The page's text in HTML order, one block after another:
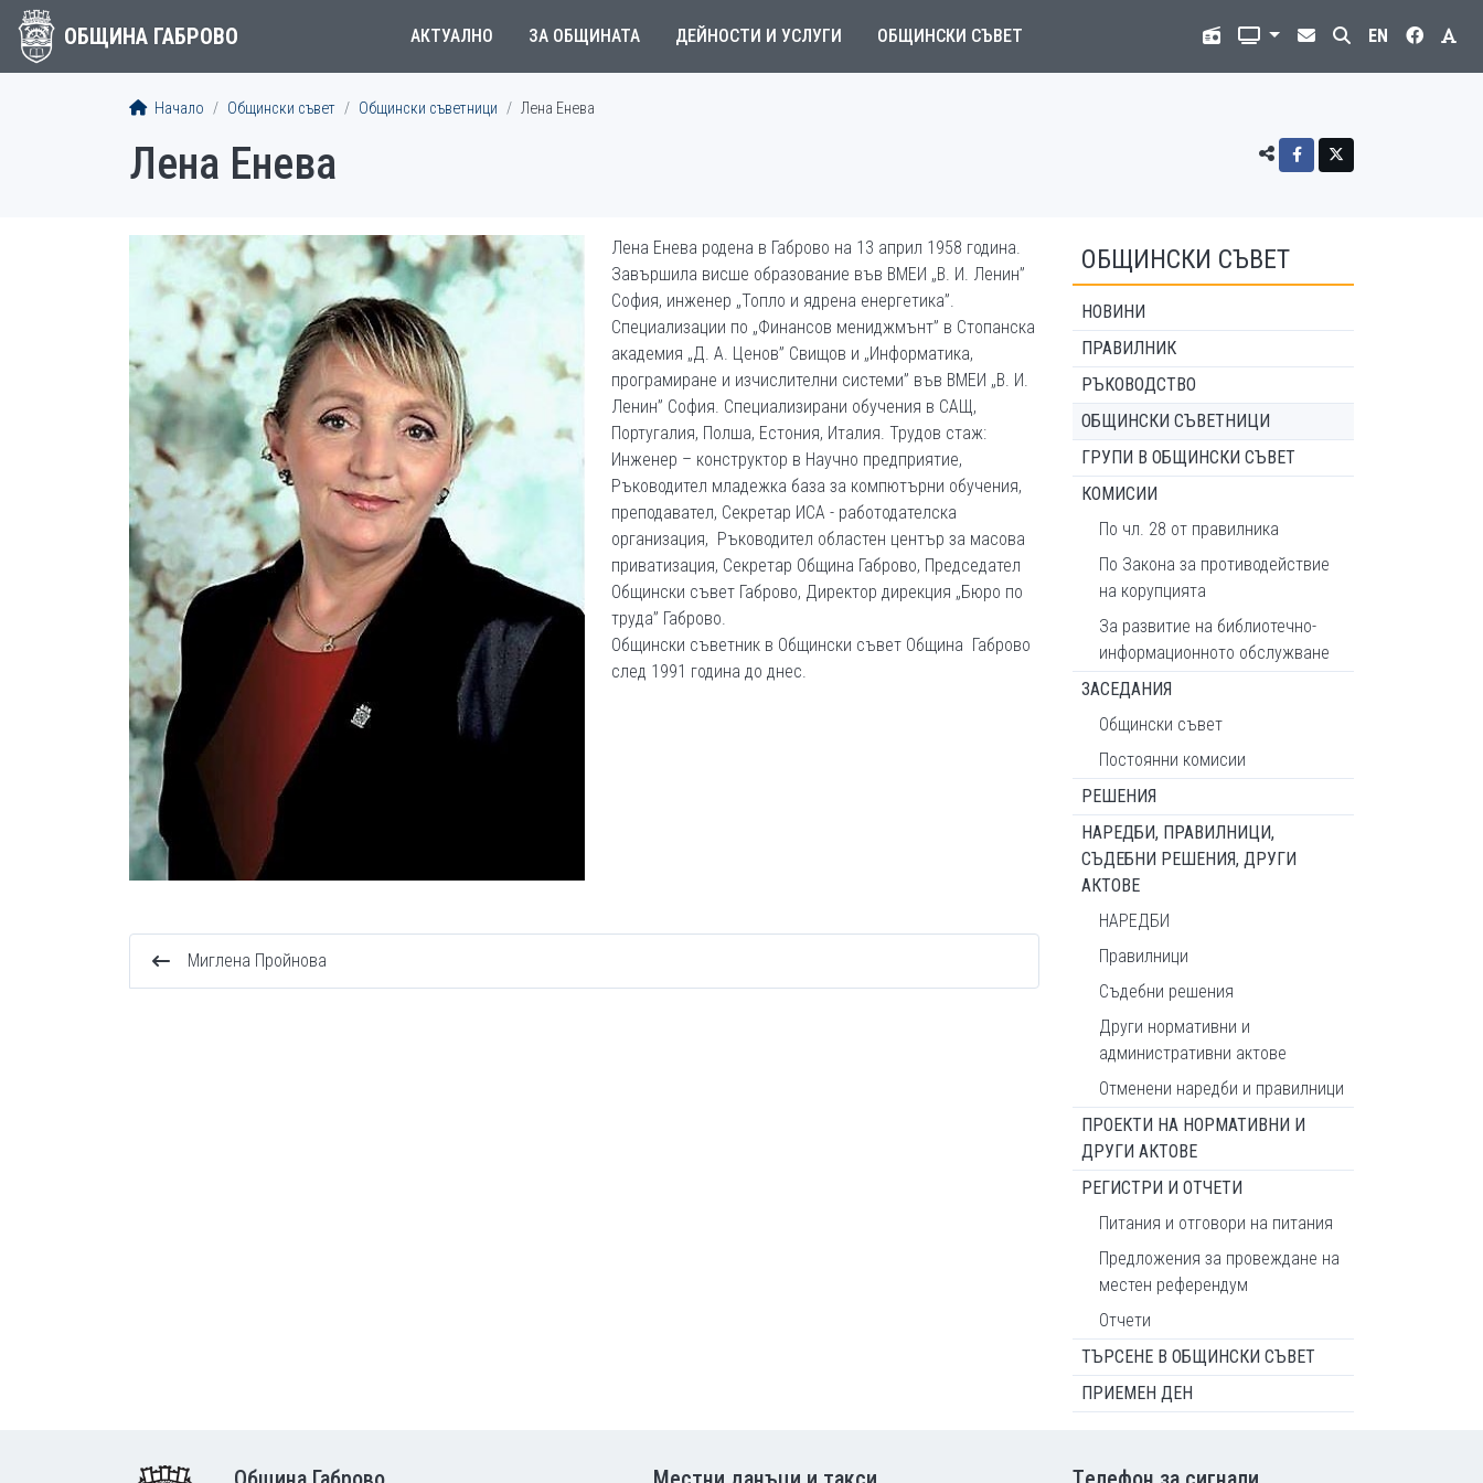
ОБЩИНА ГАБРОВО АКТУАЛНО ЗА ОБЩИНАТА ДЕЙНОСТИ И УСЛУГИ ОБЩИНСКИ СЪВЕТ EN
Начало Общински съвет Общински съветници Лена Енева
Лена Енева
Лена Енева родена в Габрово на 13 април 1958 година.
Завършила висше образование във ВМЕИ „В. И. Ленин”
София, инженер „Топло и ядрена енергетика”.
Специализации по „Финансов мениджмънт” в Стопанска
академия „Д. А. Ценов” Свищов и „Информатика,
програмиране и изчислителни системи” във ВМЕИ „В. И.
Ленин” София. Специализирани обучения в САЩ,
Португалия, Полша, Естония, Италия. Трудов стаж:
Инженер – конструктор в Научно предприятие,
Ръководител младежка база за компютърни обучения,
преподавател, Секретар ИСА - работодателска
организация, Ръководител областен център за масова
приватизация, Секретар Община Габрово, Председател
Общински съвет Габрово, Директор дирекция „Бюро по
труда” Габрово.
Общински съветник в Общински съвет Община Габрово
след 1991 година до днес.
Миглена Пройнова
ОБЩИНСКИ СЪВЕТ
НОВИНИ
ПРАВИЛНИК
РЪКОВОДСТВО
ОБЩИНСКИ СЪВЕТНИЦИ
ГРУПИ В ОБЩИНСКИ СЪВЕТ
КОМИСИИ
По чл. 28 от правилника
По Закона за противодействие
на корупцията
За развитие на библиотечно-
информационното обслужване
ЗАСЕДАНИЯ
Общински съвет
Постоянни комисии
РЕШЕНИЯ
НАРЕДБИ, ПРАВИЛНИЦИ,
СЪДЕБНИ РЕШЕНИЯ, ДРУГИ
АКТОВЕ
НАРЕДБИ
Правилници
Съдебни решения
Други нормативни и
административни актове
Отменени наредби и правилници
ПРОЕКТИ НА НОРМАТИВНИ И
ДРУГИ АКТОВЕ
РЕГИСТРИ И ОТЧЕТИ
Питания и отговори на питания
Предложения за провеждане на
местен референдум
Отчети
ТЪРСЕНЕ В ОБЩИНСКИ СЪВЕТ
ПРИЕМЕН ДЕН